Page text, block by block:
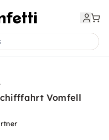
Vomfell